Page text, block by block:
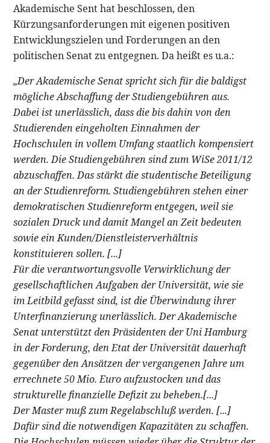
Akademische Sent hat beschlossen, den
Kürzungsanforderungen mit eigenen positiven
Entwicklungszielen und Forderungen an den
politischen Senat zu entgegnen. Da heißt es u.a.:
„Der Akademische Senat spricht sich für die baldigst
mögliche Abschaffung der Studiengebühren aus.
Dabei ist unerlässlich, dass die bis dahin von den
Studierenden eingeholten Einnahmen der
Hochschulen in vollem Umfang staatlich kompensiert
werden. Die Studiengebühren sind zum WiSe 2011/12
abzuschaffen. Das stärkt die studentische Beteiligung
an der Studienreform. Studiengebühren stehen einer
demokratischen Studienreform entgegen, weil sie
sozialen Druck und damit Mangel an Zeit bedeuten
sowie ein Kunden/Dienstleisterverhältnis
konstituieren sollen. [...]
Für die verantwortungsvolle Verwirklichung der
gesellschaftlichen Aufgaben der Universität, wie sie
im Leitbild gefasst sind, ist die Überwindung ihrer
Unterfinanzierung unerlässlich. Der Akademische
Senat unterstützt den Präsidenten der Uni Hamburg
in der Forderung, den Etat der Universität dauerhaft
gegenüber den Ansätzen der vergangenen Jahre um
errechnete 50 Mio. Euro aufzustocken und das
strukturelle finanzielle Defizit zu beheben.[...]
Der Master muß zum Regelabschluß werden. [...]
Dafür sind die notwendigen Kapazitäten zu schaffen.